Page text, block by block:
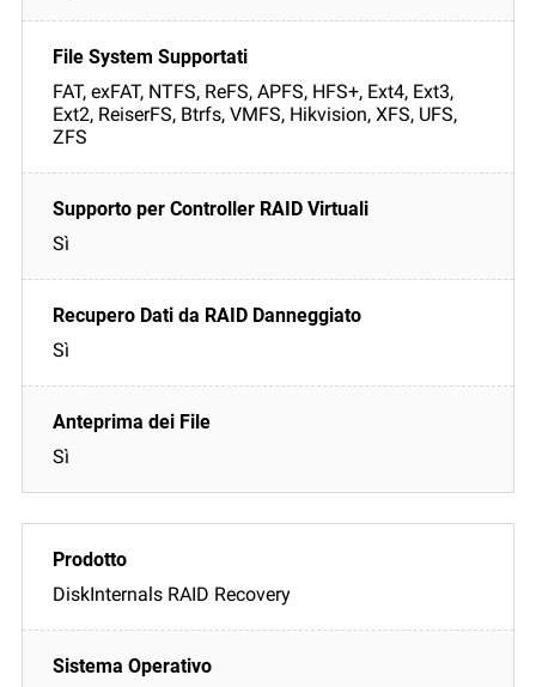
FAT, exFAT, NTFS, ReFS, APFS, HFS+, Ext4, Ext3,
Ext2, ReiserFS, Btrfs, VMFS, Hikvision, XFS, UFS,
ZFS
Sì
Sì
Sì
DiskInternals RAID Recovery